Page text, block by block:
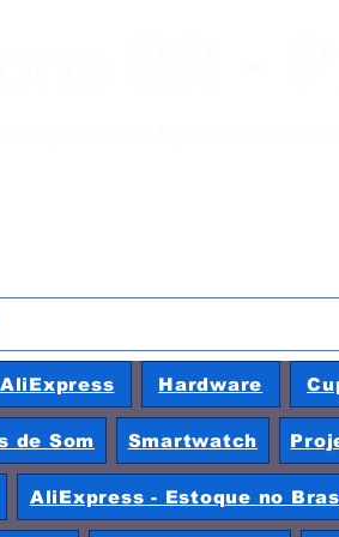
BR -
Hardware
de Som Smartwatch
AliExpress - Estoque no